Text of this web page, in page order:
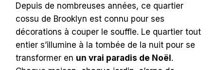
Depuis de nombreuses années, ce quartier
cossu de Brooklyn est connu pour ses
décorations à couper le souffle. Le quartier tout
entier s’illumine à la tombée de la nuit pour se
transformer en un vrai paradis de Noël.